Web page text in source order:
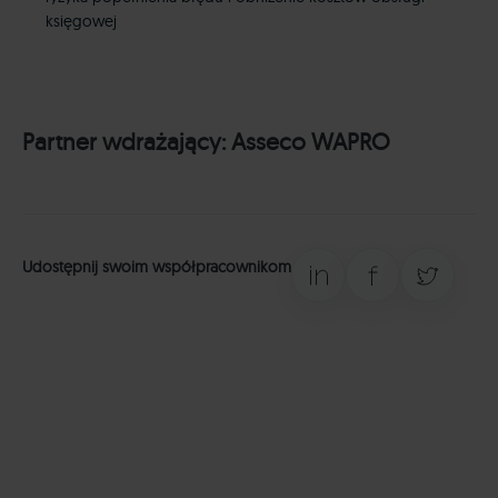
osobowehttps://business.safety.google/privacy/
księgowej
Partner wdrażający: Asseco WAPRO
Udostępnij swoim współpracownikom